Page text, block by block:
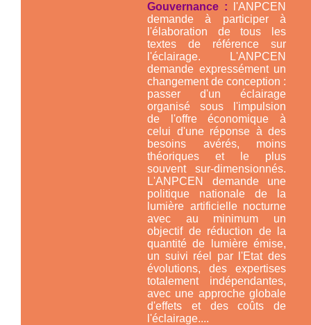
Gouvernance :
l'ANPCEN
demande à participer à
l'élaboration de tous les
textes de référence sur
l'éclairage. L'ANPCEN
demande expressément un
changement de conception :
passer d'un éclairage
organisé sous l'impulsion
de l'offre économique à
celui d'une réponse à des
besoins avérés, moins
théoriques et le plus
souvent sur-dimensionnés.
L'ANPCEN demande une
politique nationale de la
lumière artificielle nocturne
avec au minimum un
objectif de réduction de la
quantité de lumière émise,
un suivi réel par l'Etat des
évolutions, des expertises
totalement indépendantes,
avec une approche globale
d'effets et des coûts de
l'éclairage....